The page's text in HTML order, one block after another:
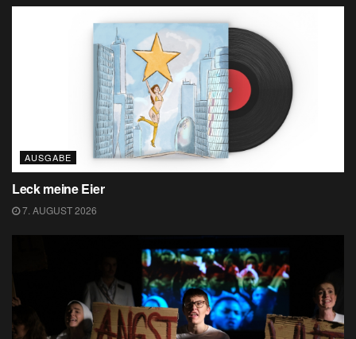
AUSGABE
Leck meine Eier
7. AUGUST 2026